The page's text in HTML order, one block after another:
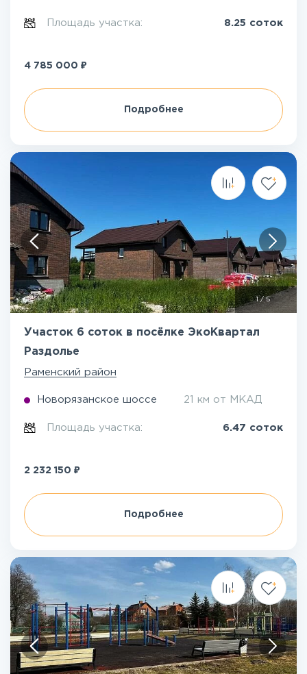
Площадь участка: 8.25 соток
4 785 000 ₽
Подробнее
1/ 5
Участок 6 соток в посёлке ЭкоКвартал
Раздолье
Раменский район
Новорязанское шоссе 21 км от МКАД
Площадь участка: 6.47 соток
2 232 150 ₽
Подробнее